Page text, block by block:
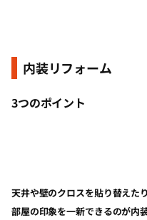
内装リフォーム
3つのポイント
天井や壁のクロスを貼り替えた
部屋の印象を一新できるのが内